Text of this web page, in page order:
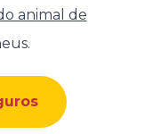
animal de